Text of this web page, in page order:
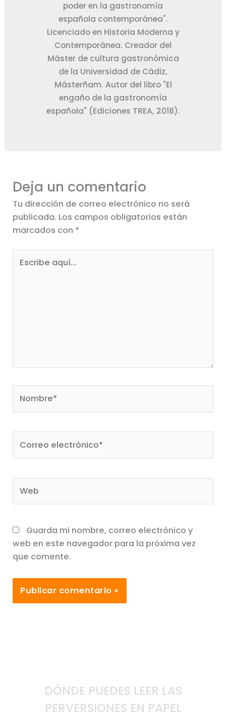
poder en la gastronomía
española contemporánea".
Licenciado en Historia Moderna y
Contemporánea. Creador del
Máster de cultura gastronómica
de la Universidad de Cádiz,
Másterñam. Autor del libro "El
engaño de la gastronomía
española" (Ediciones TREA, 2018).
Deja un comentario
Tu dirección de correo electrónico no será
publicada. Los campos obligatorios están
marcados con *
aquí...
electrónico*
Guarda mi nombre, correo electrónico y
web en este navegador para la próxima vez
que comente.
DÓNDE PUEDES LEER LAS
PERVERSIONES EN PAPEL